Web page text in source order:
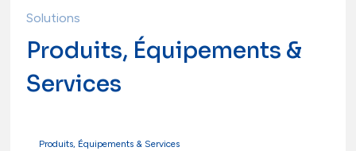
Solutions
Produits, Équipements &
Services
Produits, Équipements & Services